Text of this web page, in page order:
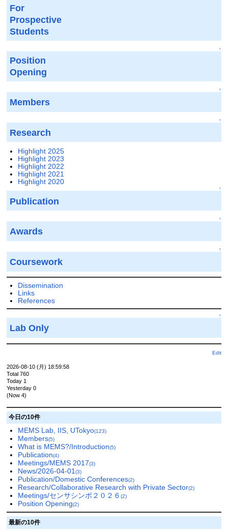
For
Prospective
Students
↑
Position
Opening
↑
Members
↑
Research
Highlight 2025
Highlight 2023
Highlight 2022
Highlight 2021
Highlight 2020
↑
Publication
↑
Awards
↑
Coursework
Dissemination
Links
References
↑
Lab Only
Edit
2026-08-10 (月) 18:59:58
Total 760
Today 1
Yesterday 0
(Now 4)
今日の10件
MEMS Lab, IIS, UTokyo(123)
Members(5)
What is MEMS?/Introduction(5)
Publication(4)
Meetings/MEMS 2017(3)
News/2026-04-01 (3)
Publication/Domestic Conferences(2)
Research/Collaborative Research with Private Sector(2)
Meetings/センサシンポ２０２６ (2)
Position Opening(2)
最新の10件